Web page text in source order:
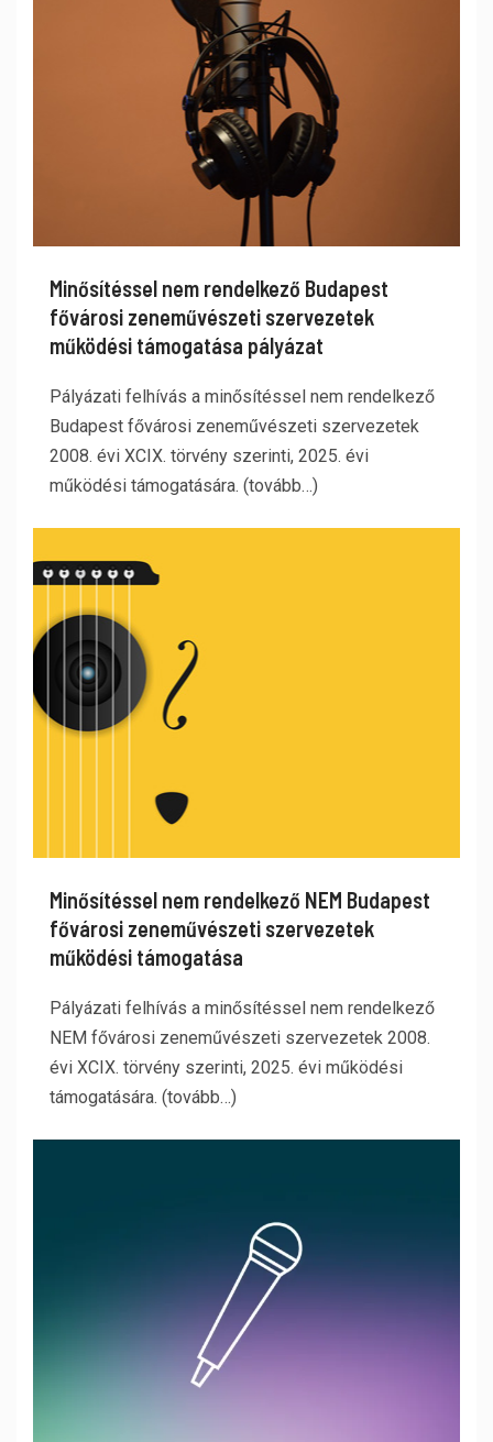
Minősítéssel nem rendelkező Budapest
fővárosi zeneművészeti szervezetek
működési támogatása pályázat
Pályázati felhívás a minősítéssel nem rendelkező
Budapest fővárosi zeneművészeti szervezetek
2008. évi XCIX. törvény szerinti, 2025. évi
működési támogatására. (tovább…)
Minősítéssel nem rendelkező NEM Budapest
fővárosi zeneművészeti szervezetek
működési támogatása
Pályázati felhívás a minősítéssel nem rendelkező
NEM fővárosi zeneművészeti szervezetek 2008.
évi XCIX. törvény szerinti, 2025. évi működési
támogatására. (tovább…)